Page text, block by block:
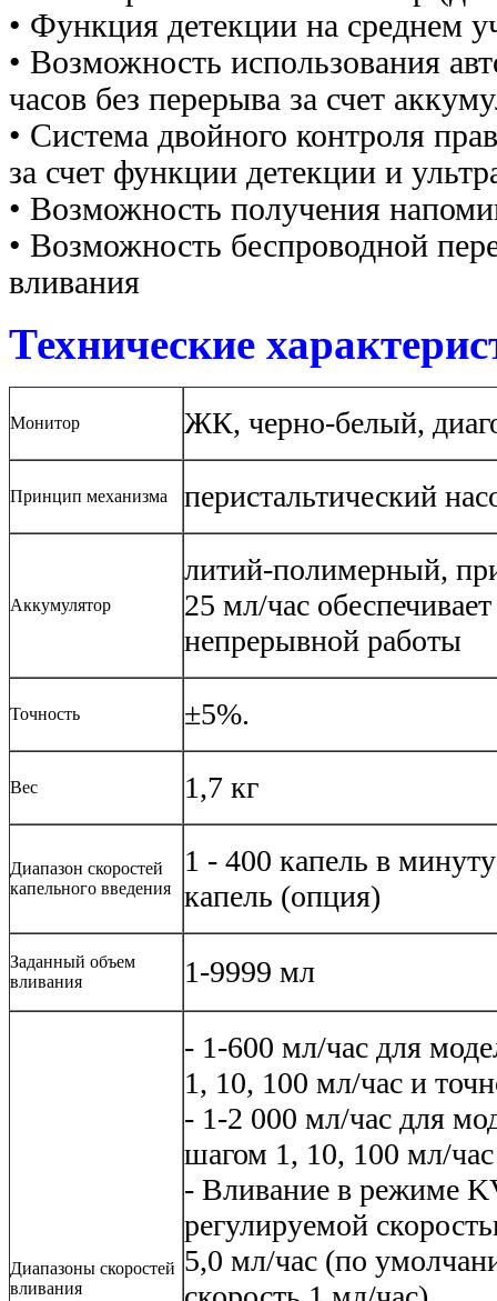
• Функция детекции на среднем
• Возможность использования
часов без перерыва за счет
• Система двойного контроля
за счет функции детекции и
• Возможность получения
• Возможность беспроводной
вливания
Технические
Монитор ЖК, черно-белый,
Принцип механизма перистальтический
Аккумулятор
литий-полимерный,
25 мл/час
непрерывной работы
Точность ±5%.
Вес 1,7 кг
Диапазон скоростей
капельного введения
1 - 400 капель в
капель (опция)
Заданный объем
вливания
1-9999 мл
Диапазоны скоростей
вливания
- 1-600 мл/час для
1, 10, 100 мл/час и
- 1-2 000 мл/час для
шагом 1, 10, 100 мл/
- Вливание в режиме
регулируемой
5,0 мл/час (по